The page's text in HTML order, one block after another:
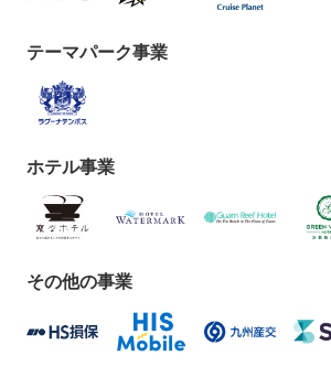
テーマパーク事業
ホテル事業
その他の事業